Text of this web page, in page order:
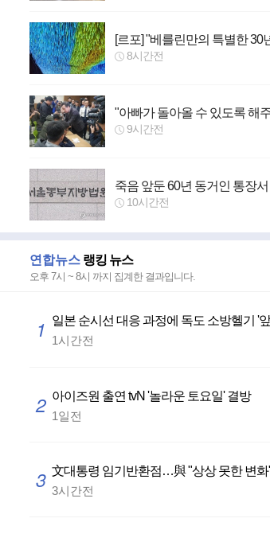
[르포] "베를린만의 특별한
8시간전
"아빠가 돌아올 수 있도록 해
9시간전
죽음 앞둔 60년 동거인 통장
10시간전
연합뉴스랭킹 뉴스
오후 7시 ~ 8시 까지 집계한 결과입니다.
1 일본 순시선 대응 과정에 독도 소방헬기 '
1시간전
2 아이즈원 출연 tvN '놀라운 토요일' 결방
1일전
3 文대통령 임기반환점…與 "상상 못한 변화
3시간전